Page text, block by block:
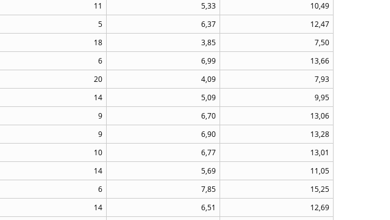
11 5,33
10,49
5 6,37
12,47
18 3,85
7,50
6 6,99
13,66
20 4,09
7,93
14 5,09
9,95
9 6,70
13,06
9 6,90
13,28
10 6,77
13,01
14 5,69
11,05
6 7,85
15,25
14 6,51
12,69